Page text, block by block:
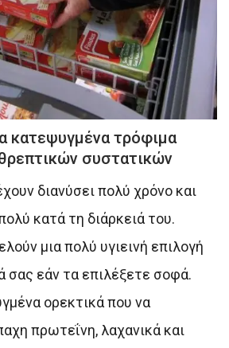
κατεψυγμένα τρόφιμα
συστατικών
διανύσει πολύ χρόνο και
κατά τη διάρκειά του.
μια πολύ υγιεινή επιλογή
σας εάν τα επιλέξετε σοφά.
ορεκτικά που να
πρωτεΐνη, λαχανικά και